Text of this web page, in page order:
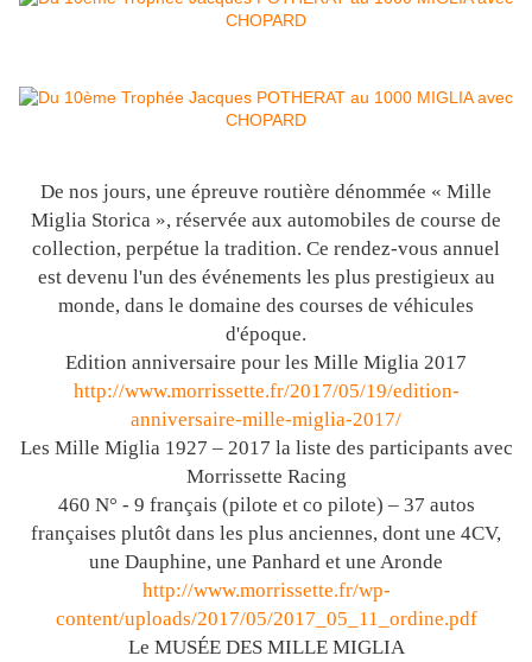
De nos jours, une épreuve routière dénommée « Mille
Miglia Storica », réservée aux automobiles de course de
collection, perpétue la tradition. Ce rendez-vous annuel
est devenu l'un des événements les plus prestigieux au
monde, dans le domaine des courses de véhicules
d'époque.
Edition anniversaire pour les Mille Miglia 2017
http://www.morrissette.fr/2017/05/19/edition-
anniversaire-mille-miglia-2017/
Les Mille Miglia 1927 – 2017 la liste des participants avec
Morrissette Racing
460 N° - 9 français (pilote et co pilote) – 37 autos
françaises plutôt dans les plus anciennes, dont une 4CV,
une Dauphine, une Panhard et une Aronde
http://www.morrissette.fr/wp-
content/uploads/2017/05/2017_05_11_ordine.pdf
Le MUSÉE DES MILLE MIGLIA